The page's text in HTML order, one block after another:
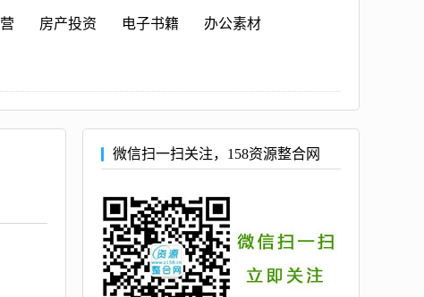
房产投资 电子书籍 办公素材
微信扫一扫关注，158资源整合网